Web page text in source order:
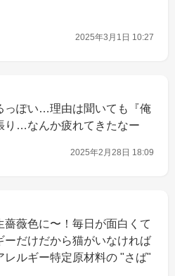
2025年3月1日 10:27
っぽい…理由は聞いても『俺
り…なんか疲れてきたなー
2025年2月28日 18:09
薔薇色に〜！毎日が面白くて
ーだけだから猫がいなければ
レルギー特定原材料の "さば"